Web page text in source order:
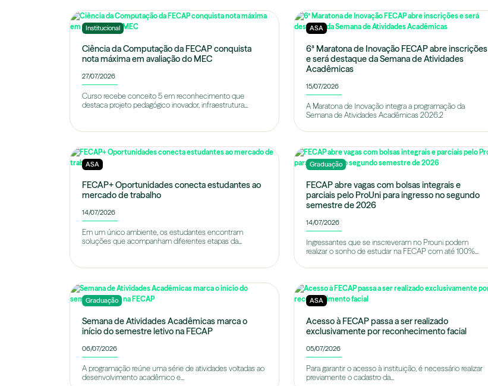
Institucional
Ciência da Computação da FECAP conquista
nota máxima em avaliação do MEC
27/07/2026
Curso recebe conceito 5 em reconhecimento que
destaca projeto pedagógico inovador, infraestrutura...
ASA
6ª Maratona de Inovação FECAP abre inscrições
e será destaque da Semana de Atividades
Acadêmicas
15/07/2026
A Maratona de Inovação integra a programação da
Semana de Atividades Acadêmicas 2026.2
ASA
FECAP+ Oportunidades conecta estudantes ao
mercado de trabalho
14/07/2026
Em um único ambiente, os estudantes encontram
soluções que acompanham diferentes etapas da...
Graduação
FECAP abre vagas com bolsas integrais e
parciais pelo ProUni para ingresso no segundo
semestre de 2026
14/07/2026
Ingressantes que se inscreveram no Prouni podem
realizar o sonho de estudar na FECAP com até 100%...
Graduação
Semana de Atividades Acadêmicas marca o
início do semestre letivo na FECAP
06/07/2026
A programação reúne uma série de atividades voltadas ao
desenvolvimento acadêmico e...
ASA
Acesso à FECAP passa a ser realizado
exclusivamente por reconhecimento facial
05/07/2026
Para garantir o acesso à instituição, é necessário realizar
previamente o cadastro da...